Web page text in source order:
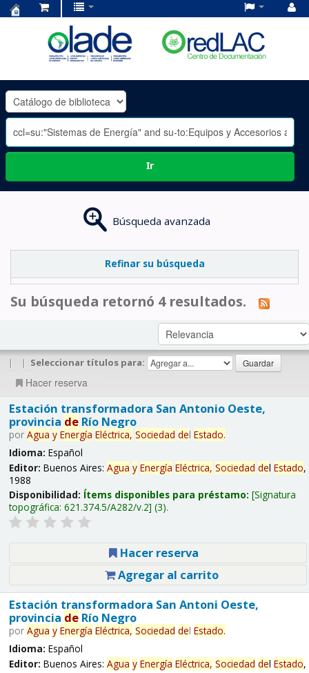
OLADE
-
Ir
Búsqueda avanzada
Refinar su búsqueda
Su búsqueda retornó 4 resultados.
| | Seleccionar títulos para:
Hacer reserva
Estación transformadora San Antonio Oeste,
provincia deRío Negro
por Agua y Energía Eléctrica, Sociedad del Estado.
Idioma: Español
Editor: Buenos Aires: Agua y Energía Eléctrica, Sociedad del Estado,
1988
Disponibilidad: Ítems disponibles para préstamo: Signatura
topográfica: 621.374.5/A282/v.2 (3).
Hacer reserva
Agregar al carrito
Estación transformadora San Antoni Oeste,
provincia deRío Negro
por Agua y Energía Eléctrica, Sociedad del Estado.
Idioma: Español
Editor: Buenos Aires: Agua y Energía Eléctrica, Sociedad del Estado,